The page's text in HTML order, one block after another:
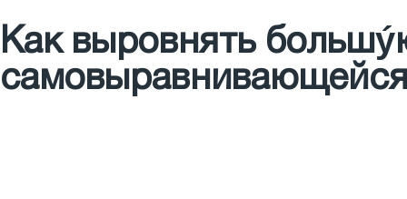
Как выровнять